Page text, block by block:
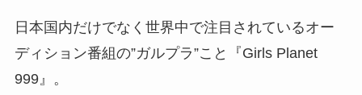
日本国内だけでなく世界中で注目されているオー
ディション番組の”ガルプラ”こと『Girls Planet
999』。